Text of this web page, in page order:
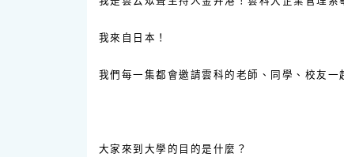
我來自日本！
我們每一集都會邀請雲科的老師、同學、校友一
大家來到大學的目的是什麼？